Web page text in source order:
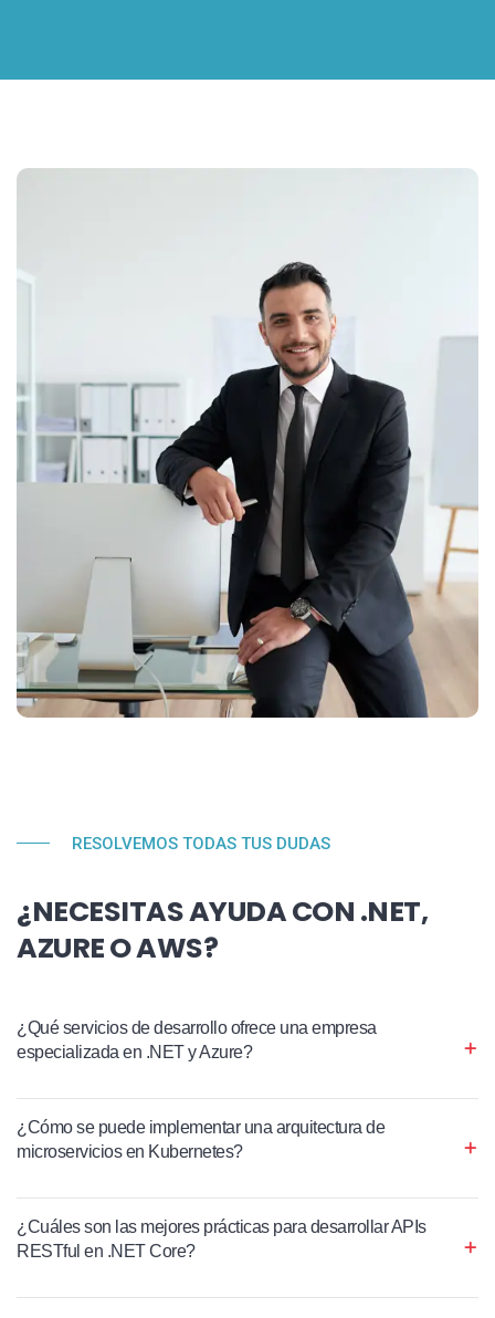
RESOLVEMOS TODAS TUS DUDAS
¿NECESITAS AYUDA CON .NET,
AZURE O AWS?
¿Qué servicios de desarrollo ofrece una empresa
especializada en .NET y Azure?
¿Cómo se puede implementar una arquitectura de
microservicios en Kubernetes?
¿Cuáles son las mejores prácticas para desarrollar APIs
RESTful en .NET Core?